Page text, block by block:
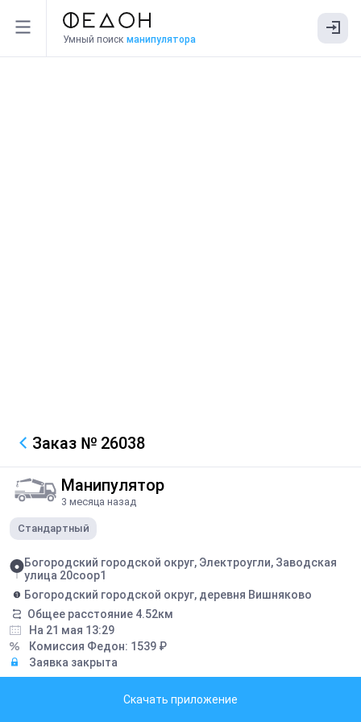
Умный поиск манипулятора
Заказ № 26038
Манипулятор
3 месяца назад
Стандартный
Богородский городской округ, Электроугли, Заводская
улица 20соор1
Богородский городской округ, деревня Вишняково
Общее расстояние 4.52км
На 21 мая 13:29
Комиссия Федон: 1539 ₽
Заявка закрыта
Грузоподъемность борта:5 тонн
Скачать приложение